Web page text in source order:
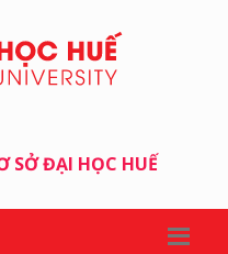
SỞ ĐẠI HỌC HUẾ